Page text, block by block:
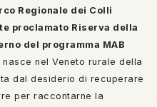
Regionale dei Colli
proclamato Riserva della
del programma MAB
nel Veneto rurale della
dal desiderio di recuperare
per raccontarne la